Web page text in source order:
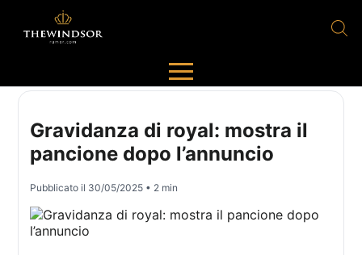
Gravidanza di royal: mostra il
pancione dopo l’annuncio
Pubblicato il 30/05/2025 • 2 min